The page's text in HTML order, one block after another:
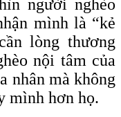
người nghèo
mình là “kẻ
lòng thương
nội tâm của
nhân mà không
mình hơn họ.